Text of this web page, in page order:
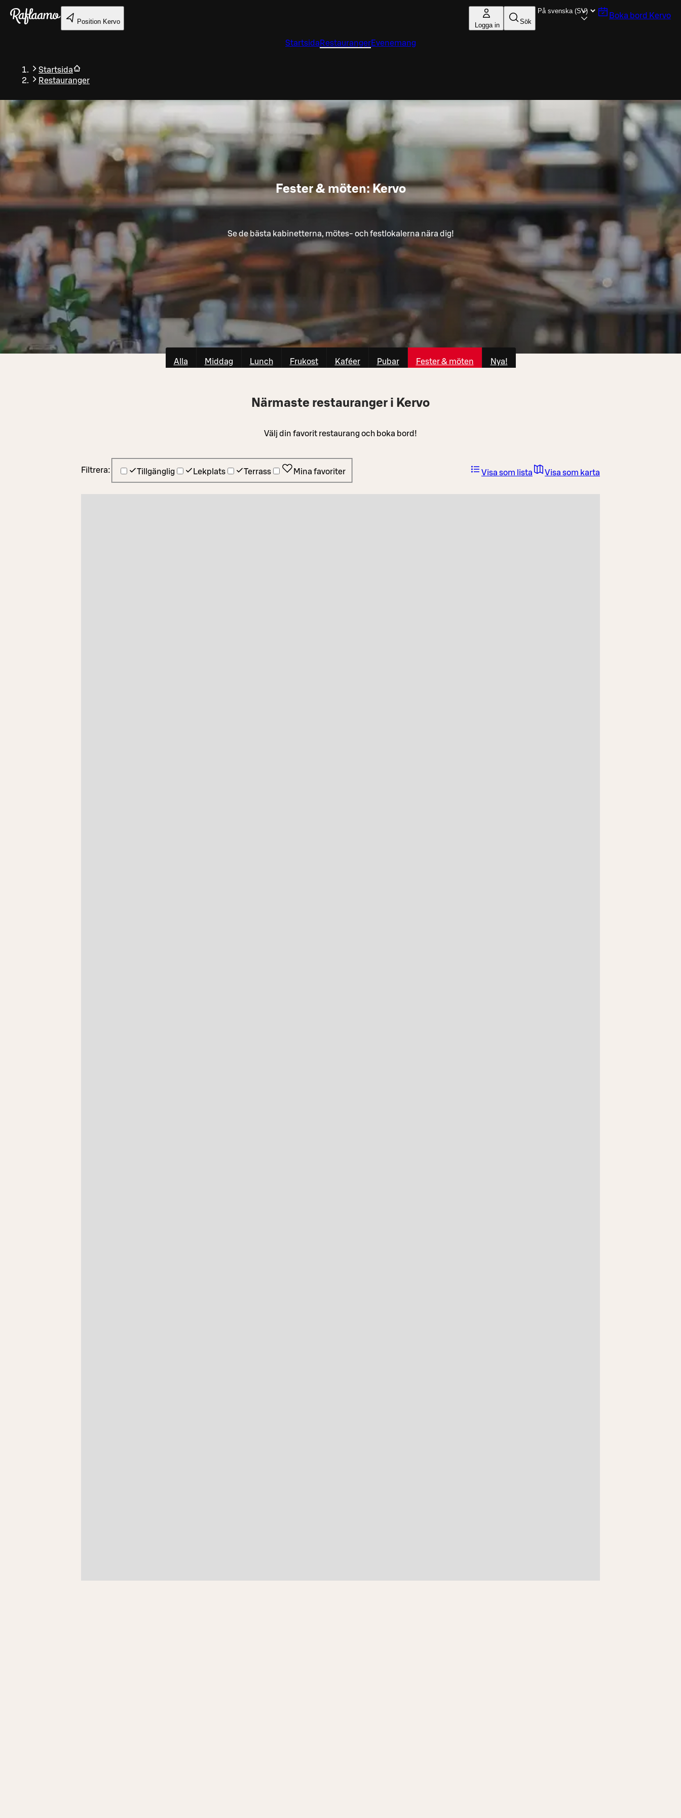
Gå till huvudinnehållet
Position Kervo Logga in Sök
Boka bord Kervo
Startsida RestaurangerEvenemang
Startsida
Restauranger
Fester & möten: Kervo
Se de bästa kabinetterna, mötes- och festlokalerna nära dig!
Alla Middag Lunch Frukost Kaféer Pubar Fester & möten Nya!
Närmaste restauranger i Kervo
Välj din favorit restaurang och boka bord!
Filtrera: Tillgänglig Lekplats Terrass Mina favoriter Visa som lista Visa som karta